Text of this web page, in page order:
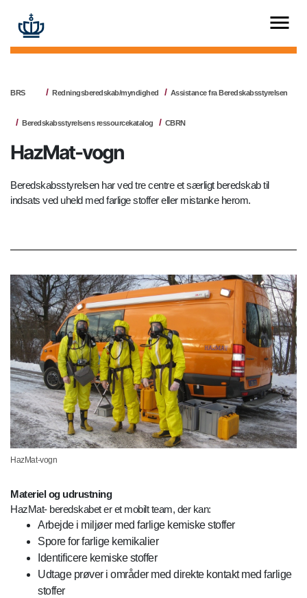
BRS Redningsberedskab/myndighed Assistance fra Beredskabsstyrelsen
Beredskabsstyrelsens ressourcekatalog CBRN
HazMat-vogn
Beredskabsstyrelsen har ved tre centre et særligt beredskab til
indsats ved uheld med farlige stoffer eller mistanke herom.
HazMat-vogn
Materiel og udrustning
HazMat- beredskabet er et mobilt team, der kan:
Arbejde i miljøer med farlige kemiske stoffer
Spore for farlige kemikalier
Identificere kemiske stoffer
Udtage prøver i områder med direkte kontakt med farlige
stoffer